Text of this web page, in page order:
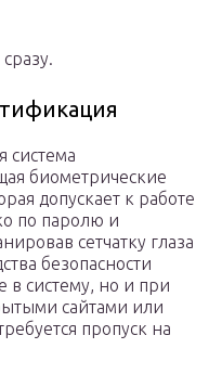
система
биометрические
допускает к работе
по паролю и
сетчатку глаза
безопасности
в систему, но и при
сайтами или
пропуск на